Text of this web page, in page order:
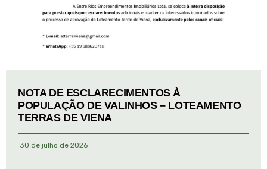
NOTA DE ESCLARECIMENTOS À
POPULAÇÃO DE VALINHOS – LOTEAMENTO
TERRAS DE VIENA
30 de julho de 2026